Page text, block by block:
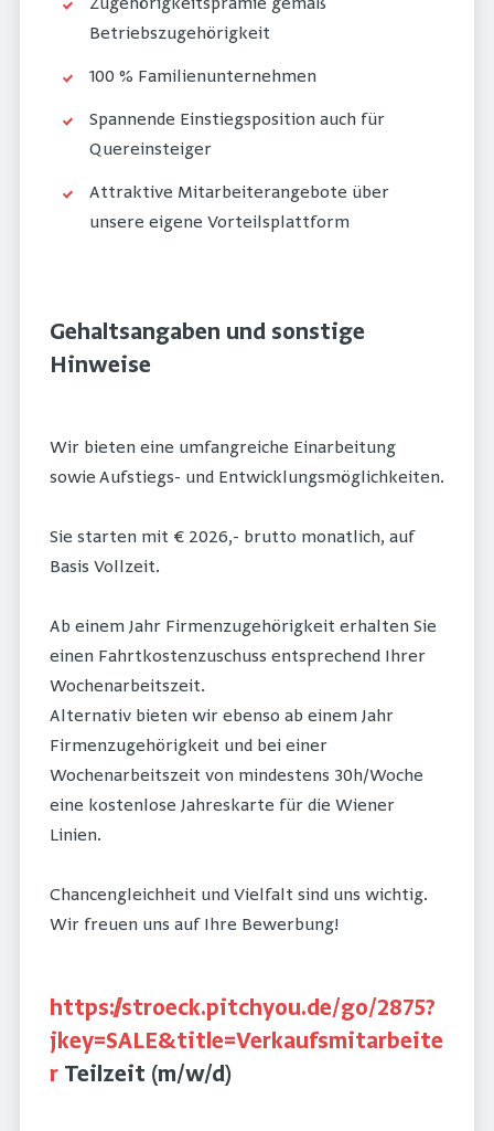
Zugehörigkeitsprämie gemäß
Betriebszugehörigkeit
100 % Familienunternehmen
Spannende Einstiegsposition auch für
Quereinsteiger
Attraktive Mitarbeiterangebote über
unsere eigene Vorteilsplattform
Gehaltsangaben und sonstige
Hinweise
Wir bieten eine umfangreiche Einarbeitung
sowie Aufstiegs- und Entwicklungsmöglichkeiten.
Sie starten mit € 2026,- brutto monatlich, auf
Basis Vollzeit.
Ab einem Jahr Firmenzugehörigkeit erhalten Sie
einen Fahrtkostenzuschuss entsprechend Ihrer
Wochenarbeitszeit.
Alternativ bieten wir ebenso ab einem Jahr
Firmenzugehörigkeit und bei einer
Wochenarbeitszeit von mindestens 30h/Woche
eine kostenlose Jahreskarte für die Wiener
Linien.
Chancengleichheit und Vielfalt sind uns wichtig.
Wir freuen uns auf Ihre Bewerbung!
https://stroeck.pitchyou.de/go/2875?
jkey=SALE&title=Verkaufsmitarbeite
r Teilzeit (m/w/d)